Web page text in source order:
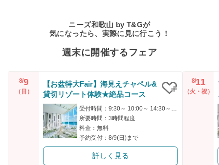
ニーズ和歌山 by T&Gが
気になったら、実際に見に行こう！
週末に開催するフェア
8/9
（日）
【お盆特大Fair】海見えチャペル&
貸切リゾート体験★絶品コース
受付時間：9:30～ 10:00～ 14:30～ 15:00～ 18:00～
所要時間：3時間程度
料金：無料
予約受付：8/9(日)まで
詳しく見る
8/11
（火・祝）